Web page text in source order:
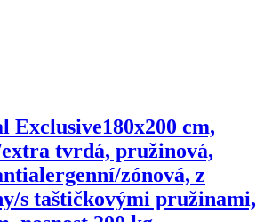
Exclusive180x200 cm,
tvrdá, pružinová,
zónová, z
s taštičkovými pružinami,